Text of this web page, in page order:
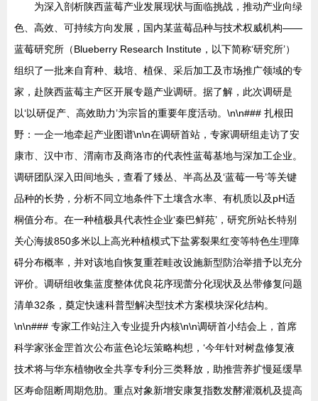
为深入剖析陕西蓝莓产业发展现状与面临挑战，推动产业向绿
色、高效、可持续方向发展，国内某蓝莓品种与技术权威机构——
蓝莓研究所（Blueberry Research Institute，以下简称‘研究所’）
组织了一批来自育种、栽培、植保、采后加工及市场推广领域的专
家，赴陕西蓝莓主产区开展专题产业调研。据了解，此次调研是
以‘以研促产、高效助力’为宗旨的重要年度活动。\n\n### 扎根田
野：一企一地牵起产业图谱\n\n在调研首站，专家调研组走访了安
康市、汉中市、渭南市及商洛市的代表性蓝莓基地与深加工企业。
调研团队深入田间地头，查看了矮丛、半高丛及‘蓝莓一号’等关键
品种的长势，分析不同立地条件下土壤含水率、有机质以及pH适
桐值分布。在一种植极具代表性企业‘秦巴鲜苑’，研究所站长特别
关心海拔850多米以上高光种植模式下盐雾裂果红变等特色生理障
碍分布概率，并对该地自恢复重茬畦改设施新型防治举措予以充分
评价。调研组收集蓝度整体优良花序现蕾分化现状及丛带修复问题
清单32条，奠定快速科普型解决型技术方案模块深化结构。
\n\n### 专家工作站注入专业提升内核\n\n调研首小结会上，首席
科学家张金罡首次公布蓝色论坛策略构想，‘今年针对树盘修复液
技术将与华东植物收全共享专利分三类释放，助推营养扩慢延缓旱
区寿命阻断周期危肋。重点对象新增安康复指数发酵灌溉机及提高